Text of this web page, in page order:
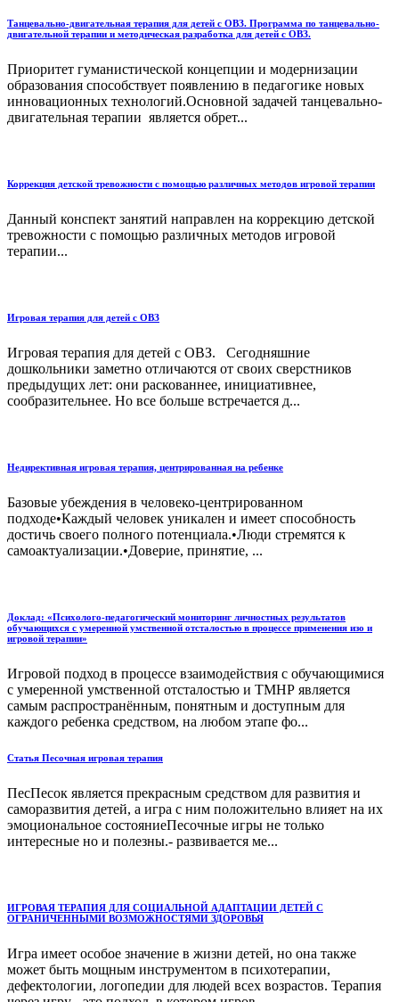
Танцевально-двигательная терапия для детей с ОВЗ. Программа по танцевально-
двигательной терапии и методическая разработка для детей с ОВЗ.
Приоритет гуманистической концепции и модернизации
образования способствует появлению в педагогике новых
инновационных технологий.Основной задачей танцевально-
двигательная терапии является обрет...
Коррекция детской тревожности с помощью различных методов игровой терапии
Данный конспект занятий направлен на коррекцию детской
тревожности с помощью различных методов игровой
терапии...
Игровая терапия для детей с ОВЗ
Игровая терапия для детей с ОВЗ. Сегодняшние
дошкольники заметно отличаются от своих сверстников
предыдущих лет: они раскованнее, инициативнее,
сообразительнее. Но все больше встречается д...
Недирективная игровая терапия, центрированная на ребенке
Базовые убеждения в человеко-центрированном
подходе•Каждый человек уникален и имеет способность
достичь своего полного потенциала.•Люди стремятся к
самоактуализации.•Доверие, принятие, ...
Доклад: «Психолого-педагогический мониторинг личностных результатов
обучающихся с умеренной умственной отсталостью в процессе применения изо и
игровой терапии»
Игровой подход в процессе взаимодействия с обучающимися
с умеренной умственной отсталостью и ТМНР является
самым распространённым, понятным и доступным для
каждого ребенка средством, на любом этапе фо...
Статья Песочная игровая терапия
ПесПесок является прекрасным средством для развития и
саморазвития детей, а игра с ним положительно влияет на их
эмоциональное состояниеПесочные игры не только
интересные но и полезны.- развивается ме...
ИГРОВАЯ ТЕРАПИЯ ДЛЯ СОЦИАЛЬНОЙ АДАПТАЦИИ ДЕТЕЙ С
ОГРАНИЧЕННЫМИ ВОЗМОЖНОСТЯМИ ЗДОРОВЬЯ
Игра имеет особое значение в жизни детей, но она также
может быть мощным инструментом в психотерапии,
дефектологии, логопедии для людей всех возрастов. Терапия